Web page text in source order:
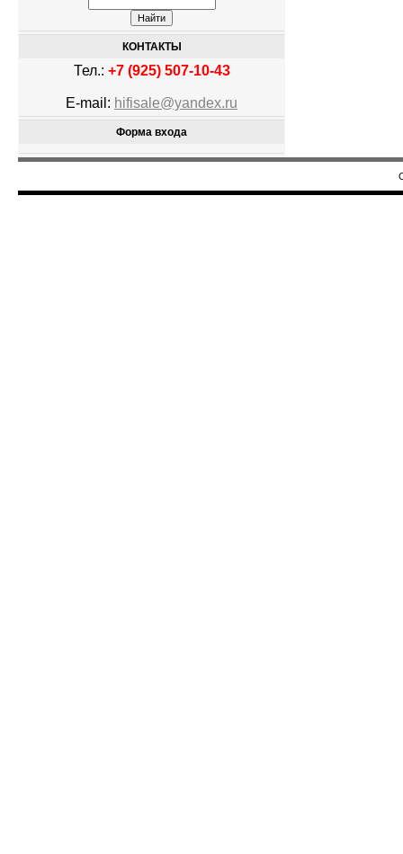
КОНТАКТЫ
Тел.: +7 (925) 507-10-43
E-mail: hifisale@yandex.ru
Форма входа